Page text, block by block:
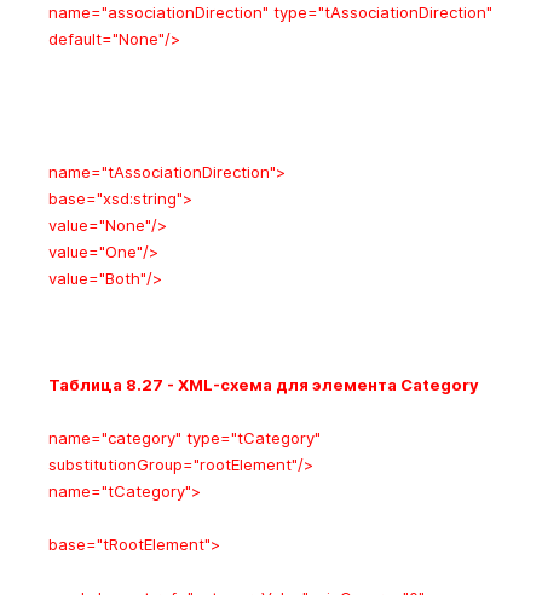
name="associationDirection" type="tAssociationDirection"
default="None"/>
name="tAssociationDirection">
base="xsd:string">
value="None"/>
value="One"/>
value="Both"/>
Таблица 8.27 - XML-схема для элемента Category
name="category" type="tCategory"
substitutionGroup="rootElement"/>
name="tCategory">
base="tRootElement">